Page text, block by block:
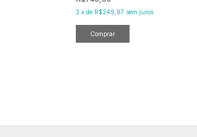
3 x de R$249,97 sem juros